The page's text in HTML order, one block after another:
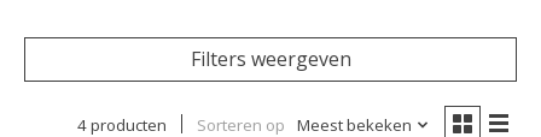
Filters weergeven
4 producten Sorteren op Meest bekeken